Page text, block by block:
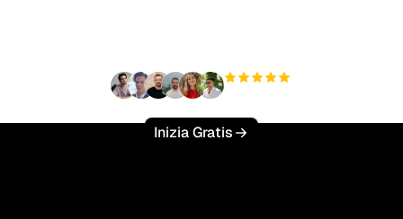
Inizia Gratis